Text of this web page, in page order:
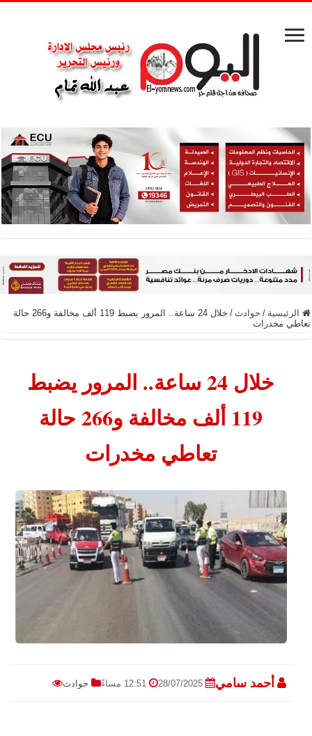
الرئيسية / حوادث /
خلال 24 ساعة.. المرور يضبط 119 ألف مخالفة و266 حالة
تعاطي مخدرات
خلال 24 ساعة.. المرور يضبط
119 ألف مخالفة و266 حالة
تعاطي مخدرات
أحمد سامي 28/07/2025 حوادث